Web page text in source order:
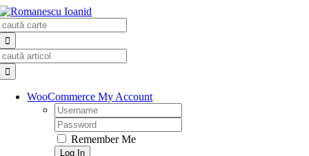
Skip
to
content
WooCommerce My Account
Username:
Password:
Remember Me